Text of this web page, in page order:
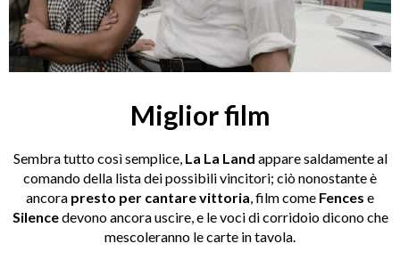
Miglior film
Sembra tutto così semplice, La La Land appare saldamente al
comando della lista dei possibili vincitori; ciò nonostante è
ancora presto per cantare vittoria, film come Fences e
Silencedevono ancora uscire, e le voci di corridoio dicono che
mescoleranno le carte in tavola.